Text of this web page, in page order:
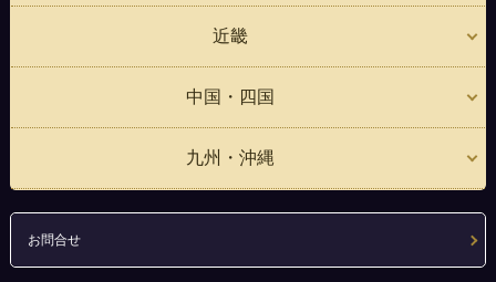
近畿
中国・四国
九州・沖縄
お問合せ